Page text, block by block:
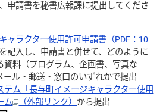
申請書を秘書広報課に提出してくださ
ャラクター使用許可申請書（PDF：10
を記入し、申請書と併せて、どのように
資料（プログラム、企画書、写真な
ール・郵送・窓口のいずれかで提出
テム「長与町イメージキャラクター使用
ム
（外部リンク） から提出